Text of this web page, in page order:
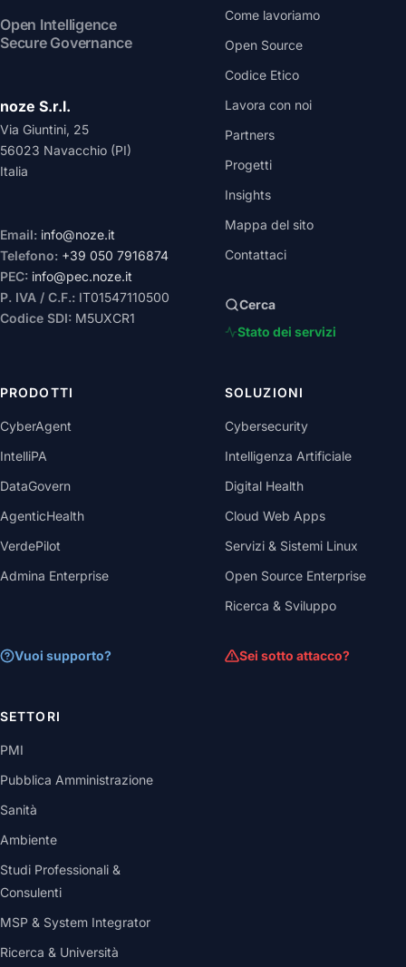
Open Intelligence
Secure Governance
noze S.r.l.
Via Giuntini, 25
56023 Navacchio (PI)
Italia
Email: info@noze.it
Telefono: +39 050 7916874
PEC: info@pec.noze.it
P. IVA / C.F.: IT01547110500
Codice SDI: M5UXCR1
Come lavoriamo
Open Source
Codice Etico
Lavora con noi
Partners
Progetti
Insights
Mappa del sito
Contattaci
Cerca
Stato dei servizi
PRODOTTI
CyberAgent
IntelliPA
DataGovern
AgenticHealth
VerdePilot
Admina Enterprise
Vuoi supporto?
SOLUZIONI
Cybersecurity
Intelligenza Artificiale
Digital Health
Cloud Web Apps
Servizi & Sistemi Linux
Open Source Enterprise
Ricerca & Sviluppo
Sei sotto attacco?
SETTORI
PMI
Pubblica Amministrazione
Sanità
Ambiente
Studi Professionali &
Consulenti
MSP & System Integrator
Ricerca & Università